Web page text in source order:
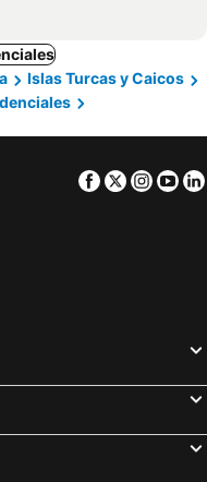
Islas Turcas y Caicos
Facebook
Twitter